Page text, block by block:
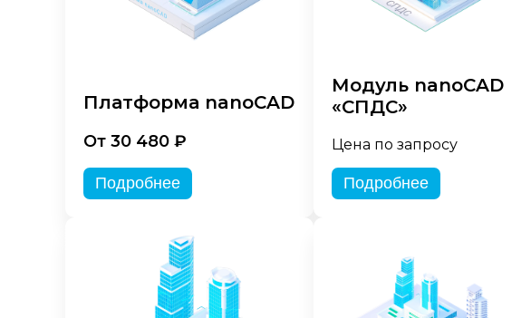
Платформа nanoCAD
От 30 480 ₽
Подробнее
Модуль nanoCAD
«СПДС»
Цена по запросу
Подробнее